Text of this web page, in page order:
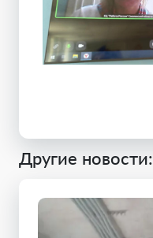
Другие новости: